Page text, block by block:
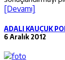
[Devamı]
ADALI KAUÇUK
6 Aralık 2012